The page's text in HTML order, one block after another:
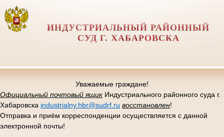
ИНДУСТРИАЛЬНЫЙ РАЙОННЫЙ
СУД Г. ХАБАРОВСКА
Уважаемые граждане!
Официальный почтовый ящик Индустриального районного суда г.
Хабаровска industrialny.hbr@sudrf.ru восстановлен!
Отправка и приём корреспонденции осуществляется с данной
электронной почты!